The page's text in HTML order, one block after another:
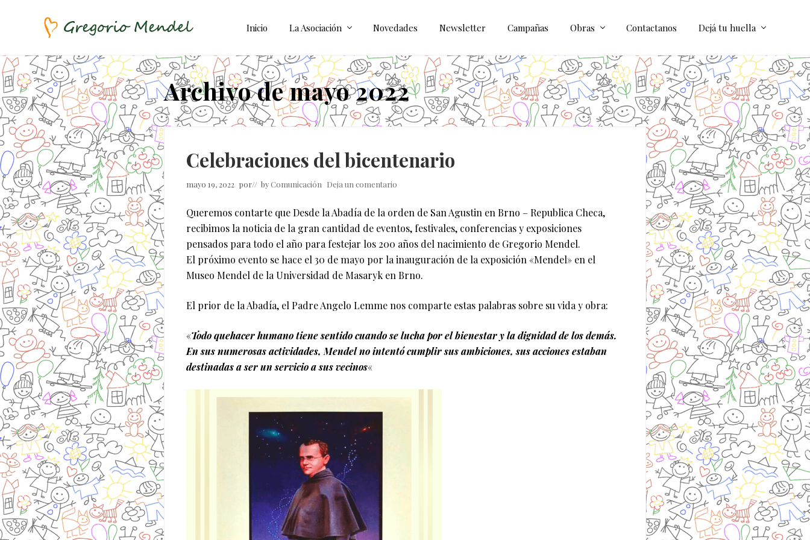
header
navigation
principal
barra
lateral
principal
Asociación
Civil
Inicio La Asociación Novedades Newsletter Campañas Obras Contactanos Dejá tu huella
Archivo de mayo 2022
Celebraciones del bicentenario
mayo 19, 2022 por// byComunicación Deja un comentario
Queremos contarte que Desde la Abadía de la orden de San Agustin en Brno – Republica Checa,
recibimos la noticia de la gran cantidad de eventos, festivales, conferencias y exposiciones
pensados para todo el año para festejar los 200 años del nacimiento de Gregorio Mendel.
El próximo evento se hace el 30 de mayo por la inauguración de la exposición «Mendel» en el
Museo Mendel de la Universidad de Masaryk en Brno.
El prior de la Abadía, el Padre Angelo Lemme nos comparte estas palabras sobre su vida y obra:
«Todo quehacer humano tiene sentido cuando se lucha por el bienestar y la dignidad de los demás.
En sus numerosas actividades, Mendel no intentó cumplir sus ambiciones, sus acciones estaban
destinadas a ser un servicio a sus vecinos«